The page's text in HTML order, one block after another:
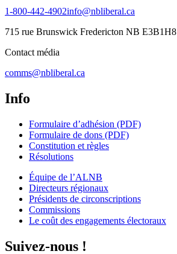
1-800-442-4902info@nbliberal.ca
715 rue Brunswick Fredericton NB E3B1H8
Contact média
comms@nbliberal.ca
Info
Formulaire d’adhésion (PDF)
Formulaire de dons (PDF)
Constitution et règles
Résolutions
Équipe de l’ALNB
Directeurs régionaux
Présidents de circonscriptions
Commissions
Le coût des engagements électoraux
Suivez-nous !